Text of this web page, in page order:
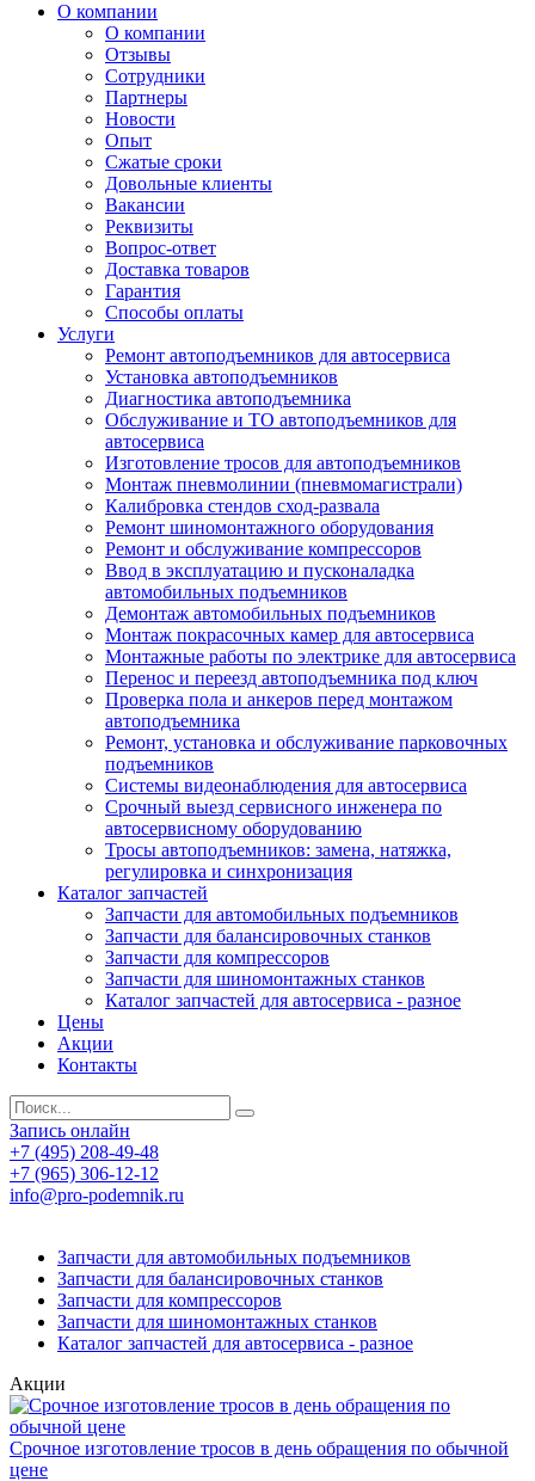
О компании
О компании
Отзывы
Сотрудники
Партнеры
Новости
Опыт
Сжатые сроки
Довольные клиенты
Вакансии
Реквизиты
Вопрос-ответ
Доставка товаров
Гарантия
Способы оплаты
Услуги
Ремонт автоподъемников для автосервиса
Установка автоподъемников
Диагностика автоподъемника
Обслуживание и ТО автоподъемников для
автосервиса
Изготовление тросов для автоподъемников
Монтаж пневмолинии (пневмомагистрали)
Калибровка стендов сход-развала
Ремонт шиномонтажного оборудования
Ремонт и обслуживание компрессоров
Ввод в эксплуатацию и пусконаладка
автомобильных подъемников
Демонтаж автомобильных подъемников
Монтаж покрасочных камер для автосервиса
Монтажные работы по электрике для автосервиса
Перенос и переезд автоподъемника под ключ
Проверка пола и анкеров перед монтажом
автоподъемника
Ремонт, установка и обслуживание парковочных
подъемников
Системы видеонаблюдения для автосервиса
Срочный выезд сервисного инженера по
автосервисному оборудованию
Тросы автоподъемников: замена, натяжка,
регулировка и синхронизация
Каталог запчастей
Запчасти для автомобильных подъемников
Запчасти для балансировочных станков
Запчасти для компрессоров
Запчасти для шиномонтажных станков
Каталог запчастей для автосервиса - разное
Цены
Акции
Контакты
Запись онлайн
+7 (495) 208-49-48
+7 (965) 306-12-12
info@pro-podemnik.ru
Запчасти для автомобильных подъемников
Запчасти для балансировочных станков
Запчасти для компрессоров
Запчасти для шиномонтажных станков
Каталог запчастей для автосервиса - разное
Акции
Срочное изготовление тросов в день обращения по обычной
цене